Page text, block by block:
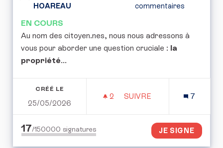
HOAREAU
commentaires
EN COURS
Au nom des citoyen.nes, nous nous adressons à
vous pour aborder une question cruciale : la
propriété...
CRÉÉ LE
25/05/2026
2 2 ABONNÉS
SUIVRE
7
17/150000 signatures JE SIGNE